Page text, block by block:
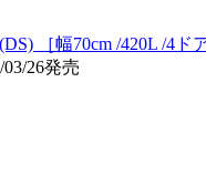
［幅70cm /420L /4ド
26発売